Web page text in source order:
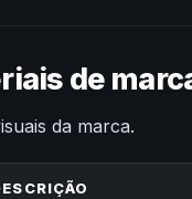
de
da marca.